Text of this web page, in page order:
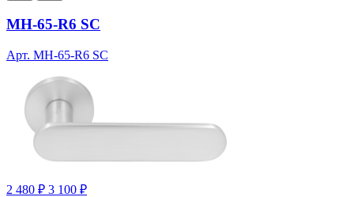
MH-65-R6 SC
Арт. MH-65-R6 SC
2 480 ₽ 3 100 ₽